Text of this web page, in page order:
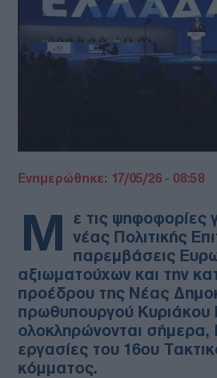
Ενημερώθηκε: 17/05/26 - 08:58
Μ
ε τις ψηφοφορίες
νέας Πολιτικής
παρεμβάσεις
αξιωματούχων και την
προέδρου της Νέας
πρωθυπουργού
ολοκληρώνονται σήμερα,
εργασίες του 16ου
κόμματος.